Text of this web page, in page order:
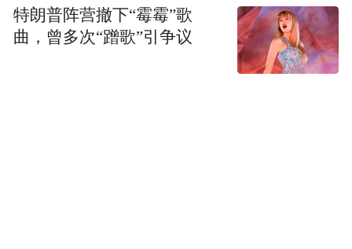
特朗普阵营撤下“霉霉”歌
曲，曾多次“蹭歌”引争议